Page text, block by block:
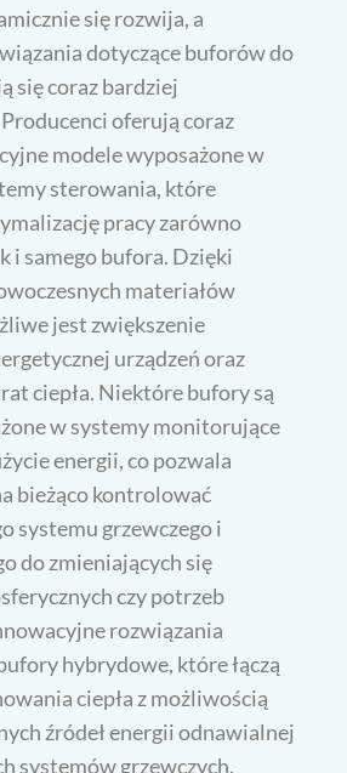
się rozwija, a
dotyczące buforów do
się coraz bardziej
oferują coraz
modele wyposażone w
sterowania, które
pracy zarówno
i samego bufora. Dzięki
materiałów
jest zwiększenie
urządzeń oraz
ciepła. Niektóre bufory są
w systemy monitorujące
energii, co pozwala
bieżąco kontrolować
systemu grzewczego i
do zmieniających się
czy potrzeb
rozwiązania
hybrydowe, które łączą
ciepła z możliwością
źródeł energii odnawialnej
systemów grzewczych.